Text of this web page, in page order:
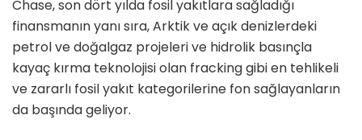
Chase, son dört yılda fosil yakıtlara sağladığı
finansmanın yanı sıra, Arktik ve açık denizlerdeki
petrol ve doğalgaz projeleri ve hidrolik basınçla
kayaç kırma teknolojisi olan fracking gibi en tehlikeli
ve zararlı fosil yakıt kategorilerine fon sağlayanların
da başında geliyor.